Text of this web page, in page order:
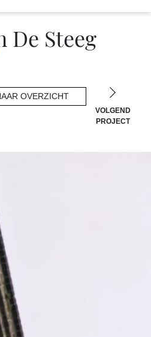
De Steeg
OVERZICHT
VOLGEND
PROJECT